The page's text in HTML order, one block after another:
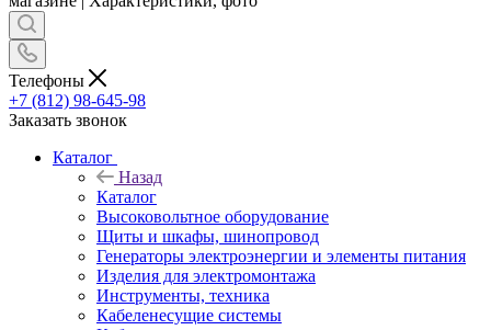
Телефоны
+7 (812) 98-645-98
Заказать звонок
Каталог
Назад
Каталог
Высоковольтное оборудование
Щиты и шкафы, шинопровод
Генераторы электроэнергии и элементы питания
Изделия для электромонтажа
Инструменты, техника
Кабеленесущие системы